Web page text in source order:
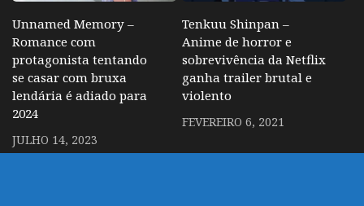
Unnamed Memory –
Romance com
protagonista tentando
se casar com bruxa
lendária é adiado para
2024
JULHO 14, 2023
Tenkuu Shinpan –
Anime de horror e
sobrevivência da Netflix
ganha trailer brutal e
violento
FEVEREIRO 6, 2021